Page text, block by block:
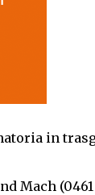
in
Mach (0461